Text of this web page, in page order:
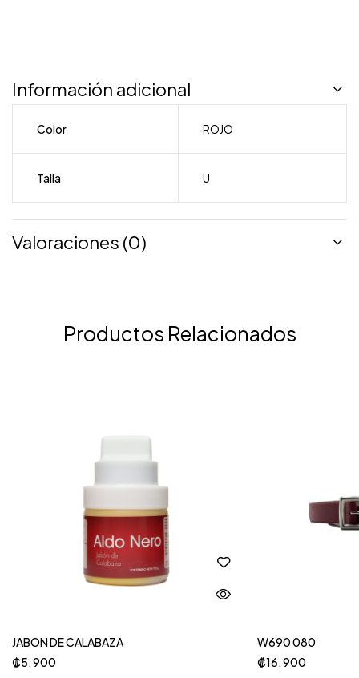
Información adicional
Color ROJO
Talla U
Valoraciones (0)
Productos Relacionados
JABON DE CALABAZA
₡5, 900
W690 080
₡16, 900